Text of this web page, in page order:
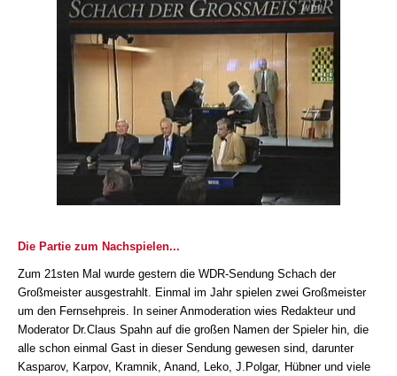
Die Partie zum Nachspielen...
Zum 21sten Mal wurde gestern die WDR-Sendung Schach der
Großmeister ausgestrahlt. Einmal im Jahr spielen zwei Großmeister
um den Fernsehpreis. In seiner Anmoderation wies Redakteur und
Moderator Dr.Claus Spahn auf die großen Namen der Spieler hin, die
alle schon einmal Gast in dieser Sendung gewesen sind, darunter
Kasparov, Karpov, Kramnik, Anand, Leko, J.Polgar, Hübner und viele